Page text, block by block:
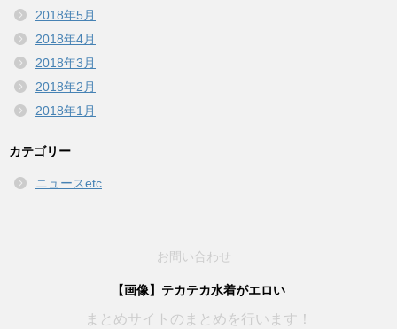
2018年5月
2018年4月
2018年3月
2018年2月
2018年1月
カテゴリー
ニュースetc
お問い合わせ
【画像】テカテカ水着がエロい
まとめサイトのまとめを行います！